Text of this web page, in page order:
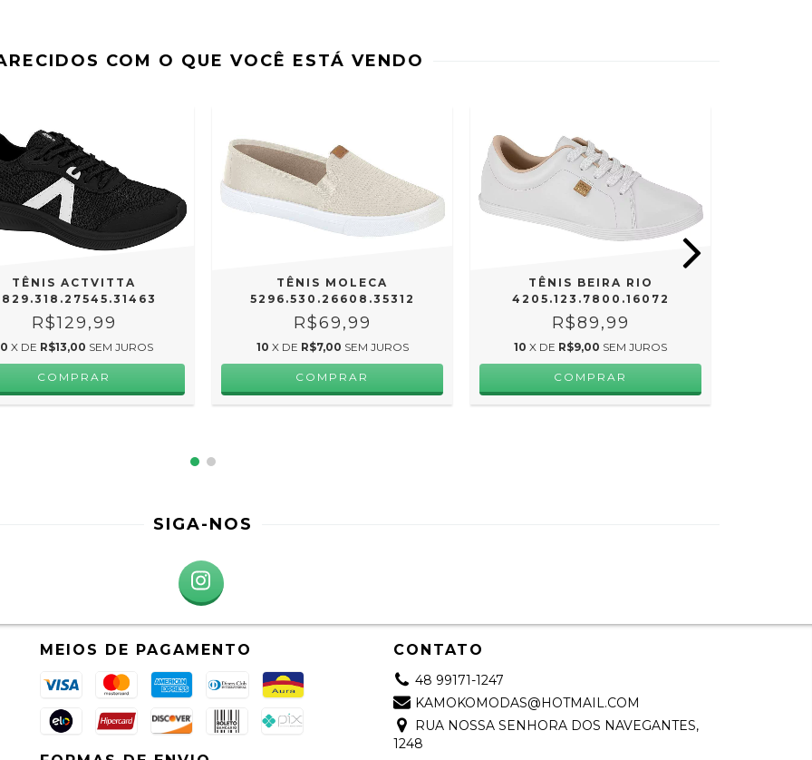
COM O QUE VOCÊ ESTÁ VENDO
TÊNIS ACTVITTA
R$129,99
X DE R$13,00 SEM JUROS
COMPRAR
TÊNIS MOLECA
5296.530.26608.35312
R$69,99
10 X DE R$7,00 SEM JUROS
COMPRAR
TÊNIS BEIRA RIO
4205.123.7800.16072
R$89,99
10 X DE R$9,00 SEM JUROS
COMPRAR
SIGA-NOS
MEIOS DE PAGAMENTO CONTATO
48 99171-1247
KAMOKOMODAS@HOTMAIL.COM
RUA NOSSA SENHORA DOS NAVEGANTES,
1248